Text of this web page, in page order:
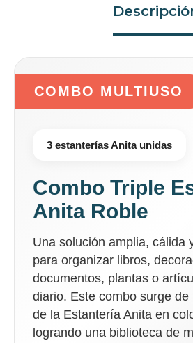
COMBO MULTIUSO
3 estanterías Anita unidas
Combo Triple
Anita Roble
Una solución amplia, cálida
para organizar libros,
documentos, plantas o
diario. Este combo surge
de la Estantería Anita en
logrando una biblioteca de